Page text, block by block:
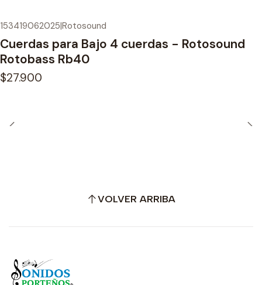
153419062025|Rotosound
Cuerdas para Bajo 4 cuerdas - Rotosound
Rotobass Rb40
$27.900
VOLVER ARRIBA